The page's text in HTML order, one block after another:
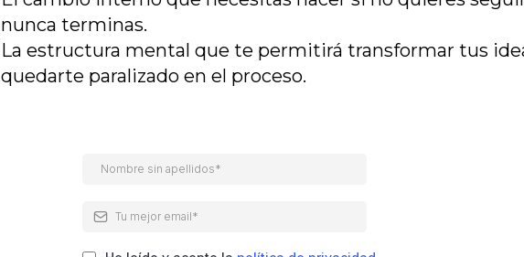
nunca terminas.
La estructura mental que te permitirá transformar tus
quedarte paralizado en el proceso.